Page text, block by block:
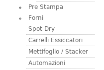
Pre Stampa
Forni
Spot Dry
Carrelli Essiccatori
Mettifoglio / Stacker
Automazioni